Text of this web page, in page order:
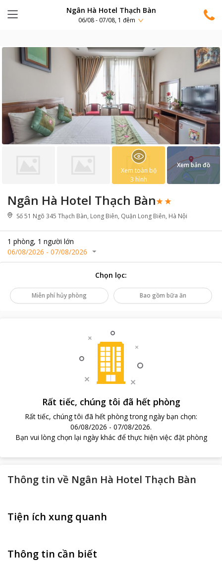
Ngân Hà Hotel Thạch Bàn
06/08 - 07/08, 1 đêm
Ngân Hà Hotel Thạch Bàn
Số 51 Ngõ 345 Thạch Bàn, Long Biên, Quận Long Biên, Hà Nội
1 phòng, 1 người lớn
06/08/2026 - 07/08/2026
Xem toàn bộ
3 hình
Xem bản đồ
Chọn lọc:
Miễn phí hủy phòng Bao gồm bữa ăn
Rất tiếc, chúng tôi đã hết phòng
Rất tiếc, chúng tôi đã hết phòng trong ngày bạn chọn:
06/08/2026 - 07/08/2026.
Bạn vui lòng chọn lại ngày khác để thực hiện việc đặt phòng
Thông tin về Ngân Hà Hotel Thạch Bàn
Tiện ích xung quanh
Thông tin cần biết